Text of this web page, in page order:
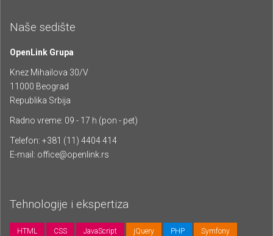
Naše sedište
OpenLink Grupa
Knez Mihailova 30/V
11000 Beograd
Republika Srbija
Radno vreme: 09 - 17 h (pon - pet)
Telefon: +381 (11) 4404 414
E-mail: office@openlink.rs
Tehnologije i ekspertiza
HTML CSS JavaScript jQuery PHP Symfony